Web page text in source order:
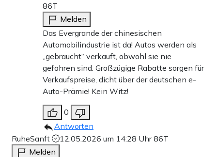
86T
Melden
Das Evergrande der chinesischen
Automobilindustrie ist da! Autos werden als
„gebraucht“ verkauft, obwohl sie nie
gefahren sind. Großzügige Rabatte sorgen für
Verkaufspreise, dicht über der deutschen e-
Auto-Prämie! Kein Witz!
0
Antworten
RuheSanft
12.05.2026 um 14:28 Uhr86T
Melden